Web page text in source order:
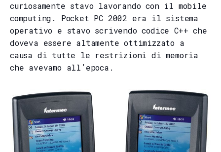
curiosamente stavo lavorando con il mobile
computing. Pocket PC 2002 era il sistema
operativo e stavo scrivendo codice C++ che
doveva essere altamente ottimizzato a
causa di tutte le restrizioni di memoria
che avevamo all’epoca.